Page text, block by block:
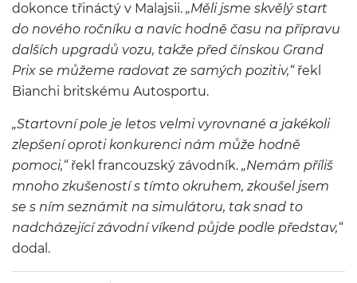
dokonce třináctý v Malajsii. „Měli jsme skvělý start
do nového ročníku a navíc hodně času na přípravu
dalších upgradů vozu, takže před čínskou Grand
Prix se můžeme radovat ze samých pozitiv,“řekl
Bianchi britskému Autosportu.
„Startovní pole je letos velmi vyrovnané a jakékoli
zlepšení oproti konkurenci nám může hodně
pomoci,“řekl francouzský závodník. „Nemám příliš
mnoho zkušeností s tímto okruhem, zkoušel jsem
se s ním seznámit na simulátoru, tak snad to
nadcházející závodní víkend půjde podle představ,“
dodal.